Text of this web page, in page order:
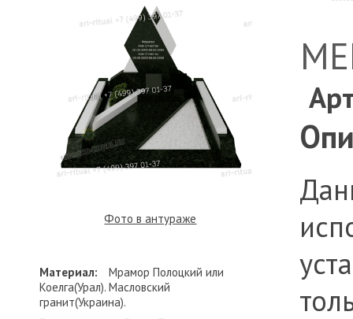
Фото в антураже
Материал:
Мрамор Полоцкий или
Коелга(Урал). Масловский
гранит(Украина).